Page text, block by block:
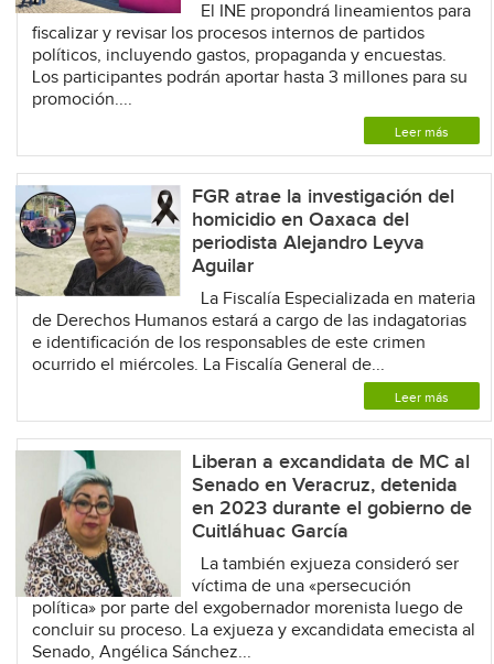
El INE propondrá lineamientos para
fiscalizar y revisar los procesos internos de partidos
políticos, incluyendo gastos, propaganda y encuestas.
Los participantes podrán aportar hasta 3 millones para su
promoción....
Leer más
FGR atrae la investigación del
homicidio en Oaxaca del
periodista Alejandro Leyva
Aguilar
La Fiscalía Especializada en materia
de Derechos Humanos estará a cargo de las indagatorias
e identificación de los responsables de este crimen
ocurrido el miércoles. La Fiscalía General de...
Leer más
Liberan a excandidata de MC al
Senado en Veracruz, detenida
en 2023 durante el gobierno de
Cuitláhuac García
La también exjueza consideró ser
víctima de una «persecución
política» por parte del exgobernador morenista luego de
concluir su proceso. La exjueza y excandidata emecista al
Senado, Angélica Sánchez...